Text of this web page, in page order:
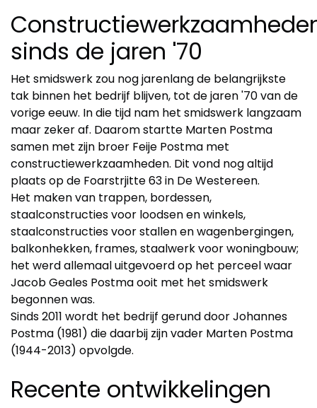
sinds de jaren '70
Het smidswerk zou nog jarenlang de belangrijkste
tak binnen het bedrijf blijven, tot de jaren '70 van de
vorige eeuw. In die tijd nam het smidswerk langzaam
maar zeker af. Daarom startte Marten Postma
samen met zijn broer Feije Postma met
constructiewerkzaamheden. Dit vond nog altijd
plaats op de Foarstrjitte 63 in De Westereen.
Het maken van trappen, bordessen,
staalconstructies voor loodsen en winkels,
staalconstructies voor stallen en wagenbergingen,
balkonhekken, frames, staalwerk voor woningbouw;
het werd allemaal uitgevoerd op het perceel waar
Jacob Geales Postma ooit met het smidswerk
begonnen was.
Sinds 2011 wordt het bedrijf gerund door Johannes
Postma (1981) die daarbij zijn vader Marten Postma
(1944-2013) opvolgde.
Recente ontwikkelingen